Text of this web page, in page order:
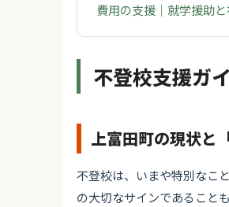
費用の支援｜就学援助
不登校支援ガ
上富田町の現状と
不登校は、いまや特別なこ
の大切なサインであること